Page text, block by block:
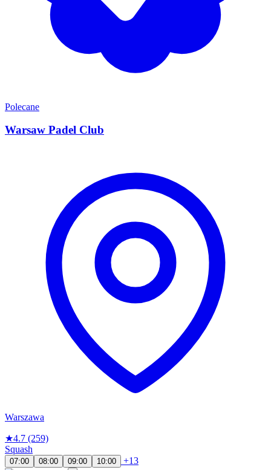
Polecane
Warsaw Padel Club
Warszawa
★4.7 (259)
Squash
07:00 08:00 09:00 10:00
+13